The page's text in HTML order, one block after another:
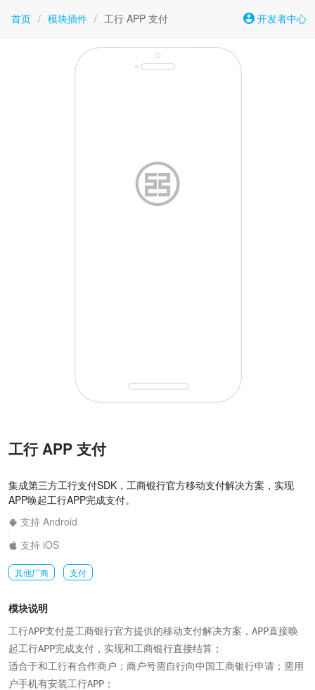
首页 / 模块插件 / 工行 APP 支付 开发者中心
工行 APP 支付
集成第三方工行支付SDK，工商银行官方移动支付解决方案，实现
APP唤起工行APP完成支付。
支持 Android
支持 iOS
其他厂商 支付
模块说明
工行APP支付是工商银行官方提供的移动支付解决方案，APP直接唤
起工行APP完成支付，实现和工商银行直接结算；
适合于和工行有合作商户；商户号需自行向中国工商银行申请；需用
户手机有安装工行APP；